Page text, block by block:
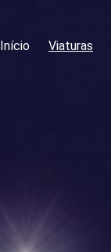
Início Viaturas